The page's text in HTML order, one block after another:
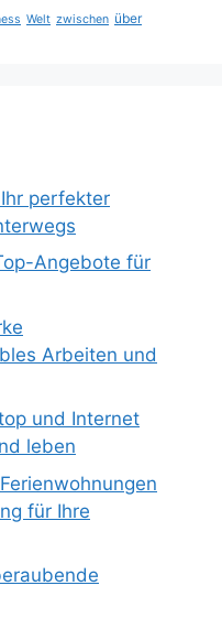
Welt zwischen über
perfekter
Angebote für
Arbeiten und
und Internet
leben
für Ihre